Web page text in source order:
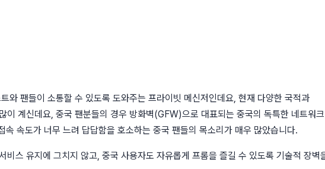
와 팬들이 소통할 수 있도록 도와주는 프라이빗 메신저인데요, 현재 다양한 국적과
계신데요, 중국 팬분들의 경우 방화벽(GFW)으로 대표되는 중국의 독특한 네트워크
속도가 너무 느려 답답함을 호소하는 중국 팬들의 목소리가 매우 많았습니다.
스 유지에 그치지 않고, 중국 사용자도 자유롭게 프롬을 즐길 수 있도록 기술적 장벽